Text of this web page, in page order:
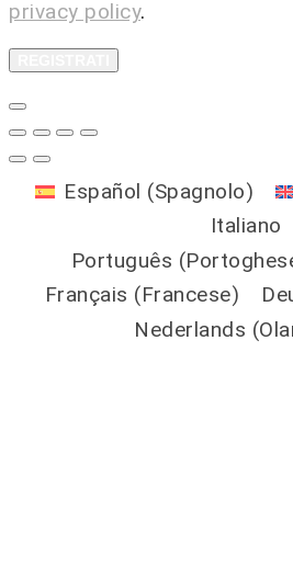
privacy policy.
Español (Spagnolo)
Italiano
Português (
Français (Francese)
Nederlands (